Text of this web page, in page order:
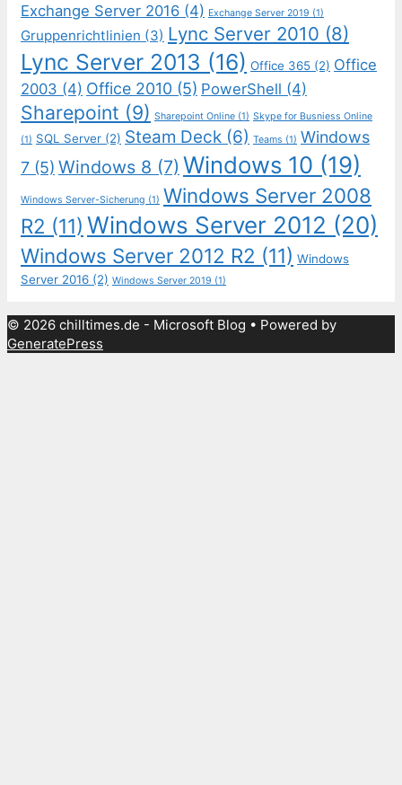
Exchange Server 2016 (4) Exchange Server 2019 (1)
Gruppenrichtlinien (3) Lync Server 2010 (8)
Lync Server 2013 (16) Office 365 (2) Office
2003 (4) Office 2010 (5) PowerShell (4)
Sharepoint (9) Sharepoint Online (1) Skype for Busniess Online
(1) SQL Server (2) Steam Deck (6) Teams (1) Windows
7 (5) Windows 8 (7) Windows 10 (19)
Windows Server-Sicherung (1) Windows Server 2008
R2 (11) Windows Server 2012 (20)
Windows Server 2012 R2 (11) Windows
Server 2016 (2) Windows Server 2019 (1)
© 2026 chilltimes.de - Microsoft Blog • Powered by
GeneratePress